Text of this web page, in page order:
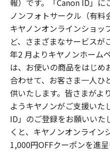
報）です。「Canon ID」
ノンフォトサークル（有料
キヤノンオンラインショッ
ど、さまざまなサービスが
年2 月よりキヤノンホーム
は、お使いの商品をはじめ
合わせて、お客さま一人ひ
供いたします。皆さまがよ
ようキヤノンがご支援いた
ID」のご登録をお願いいた
くと、キヤノンオンライン
1,000円OFFクーポンを進呈